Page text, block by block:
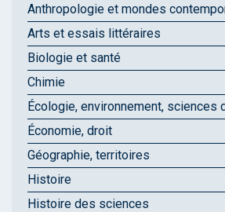
Anthropologie et mondes
Arts et essais littéraires
Biologie et santé
Chimie
Écologie, environnement, sciences
Économie, droit
Géographie, territoires
Histoire
Histoire des sciences